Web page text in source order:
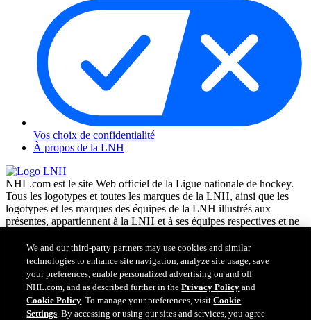
Vos choix de confidentialité
À propos de la LNH
NHL.com est le site Web officiel de la Ligue nationale de hockey.
Tous les logotypes et toutes les marques de la LNH, ainsi que les
logotypes et les marques des équipes de la LNH illustrés aux
présentes, appartiennent à la LNH et à ses équipes respectives et ne
Enterprises, L.P. © LNH 2026. Tous droits réservés. Tous les
chandails d'équipe de la LNH personnalisés avec les noms des
joueurs de la LNH et leurs numéros sont officiellement sous license
de la LNH et de l'AJLNH. Le mot servant de marque Zamboni et la
configuration de la surfaceuse Zamboni sont des marques de
commerce déposées de Frank J. Zamboni & Co., Inc. © Frank J.
We and our third-party partners may use cookies and similar
technologies to enhance site navigation, analyze site usage, save
your preferences, enable personalized advertising on and off
NHL.com, and as described further in thePrivacy Policy and
Cookie Policy. To manage your preferences, visitCookie
Settings. By accessing or using our sites and services, you agree